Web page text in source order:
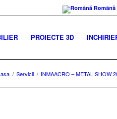
Română
PROIECTE 3D
/ Servicii / INMAACRO – METAL SHOW